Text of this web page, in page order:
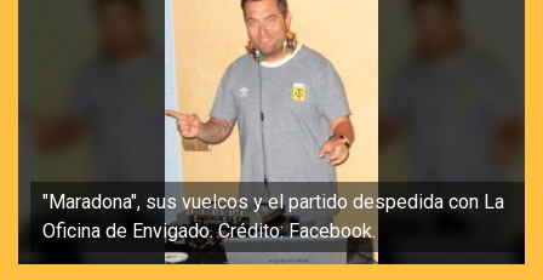
"Maradona", sus vuelcos y el partido despedida con La
Oficina de Envigado. Crédito: Facebook.